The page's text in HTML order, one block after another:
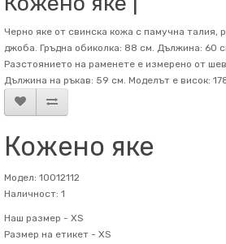
Черно яке от свинска кожа с памучна талия,
джоба. Гръдна обиколка: 88 см. Дължина: 60
Разстоянието на раменете е измерено от
Дължина на ръкав: 59 см. Mоделът е висок:
Кожено яке
Модел: 10012112
Наличност: 1
Наш размер - XS
Размер на етикет - XS